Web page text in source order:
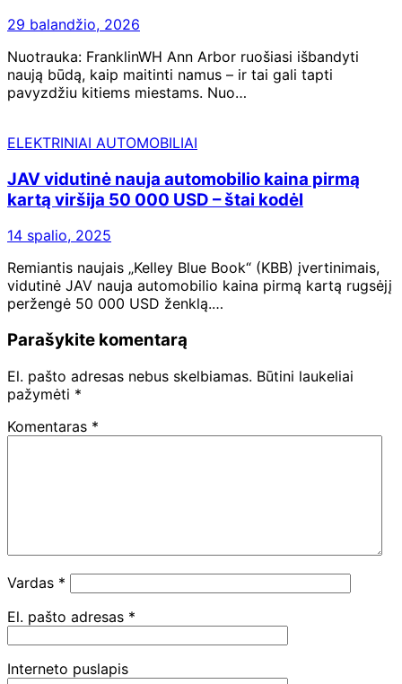
29 balandžio, 2026
Nuotrauka: FranklinWH Ann Arbor ruošiasi išbandyti
naują būdą, kaip maitinti namus – ir tai gali tapti
pavyzdžiu kitiems miestams. Nuo…
ELEKTRINIAI AUTOMOBILIAI
JAV vidutinė nauja automobilio kaina pirmą
kartą viršija 50 000 USD – štai kodėl
14 spalio, 2025
Remiantis naujais „Kelley Blue Book“ (KBB) įvertinimais,
vidutinė JAV nauja automobilio kaina pirmą kartą rugsėjį
peržengė 50 000 USD ženklą.…
Parašykite komentarą
El. pašto adresas nebus skelbiamas. Būtini laukeliai
pažymėti *
Komentaras *
Vardas *
El. pašto adresas *
Interneto puslapis